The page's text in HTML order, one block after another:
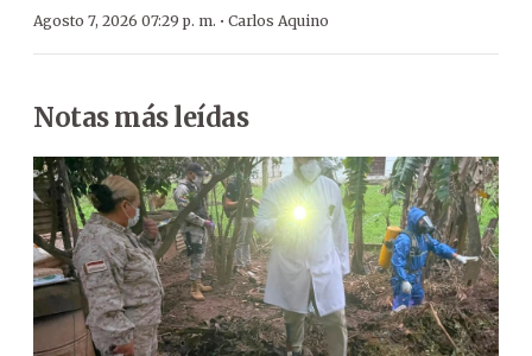
Agosto 7, 2026 07:29 p. m. · Carlos Aquino
Notas más leídas